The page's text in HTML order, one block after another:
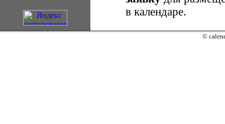
в календаре.
©